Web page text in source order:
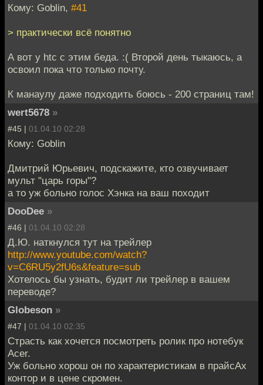
Кому: Goblin, #41
> практически всё понятно
А вот у htc с этим беда. :( Второй день тыкаюсь, а
освоил пока что только почту.
К манаулу даже подходить боюсь - 200 страниц там!
wert5678 »
#45 | 01.04.10 02:28
Кому: Goblin
Дмитрий Юрьевич, подскажите, кто озвучивает
мульт "царь горы"?
а то уж больно голос Хэнка на ваш походит
DooDee »
#46 | 01.04.10 02:28
Д.Ю. наткнулся тут на трейлер
http://www.youtube.com/watch?
v=C6RU5y2fU6s&feature=sub
Хотелось бы узнать, будит ли трейлер в вашем
переводе?
Globeson »
#47 | 01.04.10 02:35
Страсть как хочется посмотреть ролик про нотебук
Acer.
Уж больно хорош он по характеристикам в прайсАх
контор и в цене скромен.